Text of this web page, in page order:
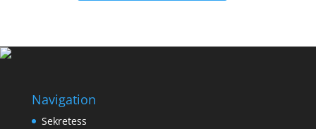
Navigation
Sekretess